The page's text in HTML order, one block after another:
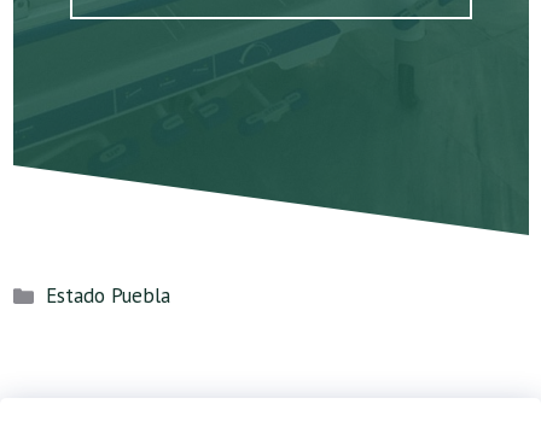
Categorías
Estado Puebla